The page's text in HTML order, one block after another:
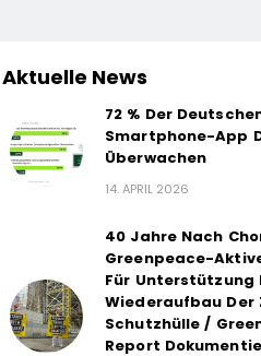
Aktuelle News
72 % Der
Smartphone-App
Überwachen
14. APRIL 2026
40 Jahre Nach
Greenpeace-
Für Unterstützung
Wiederaufbau Der
Schutzhülle /
Report